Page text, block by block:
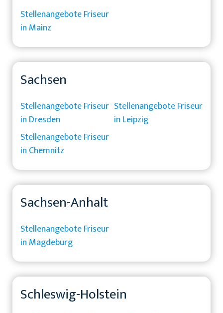
Stellenangebote Friseur
in Mainz
Sachsen
Stellenangebote Friseur
in Dresden
Stellenangebote Friseur
in Leipzig
Stellenangebote Friseur
in Chemnitz
Sachsen-Anhalt
Stellenangebote Friseur
in Magdeburg
Schleswig-Holstein